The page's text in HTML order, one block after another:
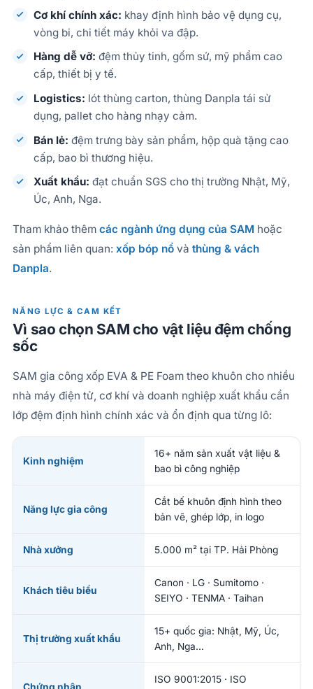
Cơ khí chính xác: khay định hình bảo vệ dụng cụ,
vòng bi, chi tiết máy khỏi va đập.
Hàng dễ vỡ: đệm thủy tinh, gốm sứ, mỹ phẩm cao
cấp, thiết bị y tế.
Logistics: lót thùng carton, thùng Danpla tái sử
dụng, pallet cho hàng nhạy cảm.
Bán lẻ: đệm trưng bày sản phẩm, hộp quà tặng cao
cấp, bao bì thương hiệu.
Xuất khẩu: đạt chuẩn SGS cho thị trường Nhật, Mỹ,
Úc, Anh, Nga.
Tham khảo thêm các ngành ứng dụng của SAM hoặc
sản phẩm liên quan: xốp bóp nổvà thùng & vách
Danpla.
NĂNG LỰC & CAM KẾT
Vì sao chọn SAM cho vật liệu đệm chống
sốc
SAM gia công xốp EVA & PE Foam theo khuôn cho nhiều
nhà máy điện tử, cơ khí và doanh nghiệp xuất khẩu cần
lớp đệm định hình chính xác và ổn định qua từng lô:
Kinh nghiệm
16+ năm sản xuất vật liệu &
bao bì công nghiệp
Năng lực gia công
Cắt bế khuôn định hình theo
bản vẽ, ghép lớp, in logo
Nhà xưởng 5.000 m² tại TP. Hải Phòng
Khách tiêu biểu
Canon · LG · Sumitomo ·
SEIYO · TENMA · Taihan
Thị trường xuất khẩu
15+ quốc gia: Nhật, Mỹ, Úc,
Anh, Nga…
Chứng nhận
ISO 9001:2015 · ISO